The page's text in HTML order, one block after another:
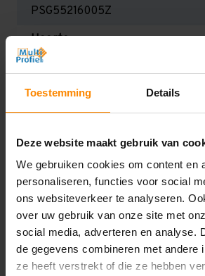
Toestemming Details
Deze website maakt gebruik van
We gebruiken cookies om content en
personaliseren, functies voor social
ons websiteverkeer te analyseren.
over uw gebruik van onze site met
social media, adverteren en analyse.
de gegevens combineren met andere
ze heeft verstrekt of die ze hebben
PSG55216005Z
Hoogte:
5.500 mm
Diepte:
1.100 mm
Lengte:
21.600 mm
Liggerlengte:
2.700 mm
Aantal niveaus:
5